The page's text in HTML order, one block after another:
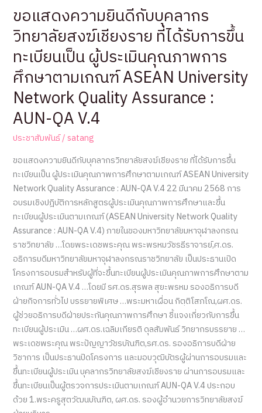
การ
เสนอ
ซื้อ
ครุภัณฑ์
๓
รายการ
โดย
วิธี
เจาะจง
ขอแสดงความยินดีกับบุคลากร
วิทยาลัยสงฆ์เชียงราย ที่ได้รับการขึ้น
ทะเบียนเป็น ผู้ประเมินคุณภาพการ
ศึกษาตามเกณฑ์ ASEAN University
Network Quality Assurance :
AUN-QA V.4
ประชาสัมพันธ์/satang
ขอแสดงความยินดีกับบุคลากรวิทยาลัยสงฆ์เชียงราย ที่ได้รับการขึ้น
ทะเบียนเป็น ผู้ประเมินคุณภาพการศึกษาตามเกณฑ์ ASEAN University
Network Quality Assurance : AUN-QA V.4 22 มีนาคม 2568 การ
อบรมเชิงปฎิบัติการหลักสูตรผู้ประเมินคุณภาพการศึกษาและขึ้น
ทะเบียนผู้ประเมินตามเกณฑ์ (ASEAN University Network Quality
Assurance : AUN-QA V.4) ภายในของมหาวิทยาลัยมหาจุฬาลงกรณ
ราชวิทยาลัย …โดยพระเดชพระคุณ พระพรหมวัชรธีราจารย์,ศ.ดร.
อธิการบดีมหาวิทยาลัยมหาจุฬาลงกรณราชวิทยาลัย เป็นประธานเปิด
โครงการอบรมสำหรับผู้ที่จะขึ้นทะเบียนผู้ประเมินคุณภาพการศึกษาตาม
เกณฑ์ AUN-QA V.4 …โดยมี รศ.ดร.สุรพล สุยะพรหม รองอธิการบดี
ฝ่ายกิจการทั่วไป บรรยายพิเศษ …พระมหาเผื่อน กิตฺติโสภโณ,ผศ.ดร.
ผู้ช่วยอธิการบดีฝ่ายประกันคุณภาพการศึกษา ชี้แจงเกี่ยวกับการขึ้น
ทะเบียนผู้ประเมิน …ผศ.ดร.เฉลิมเกียรติ ดุลสัมพันธ์ วิทยากรบรรยาย …
พระเดชพระคุณ พระปัญญาวัชรบัณฑิต,รศ.ดร. รองอธิการบดีฝ่าย
วิชาการ เป็นประธานปิดโครงการ และมอบวุฒิบัตรผู้ผ่านการอบรมและ
ขึ้นทะเบียนผู้ประเมิน บุคลากรวิทยาลัยสงฆ์เชียงราย ผ่านการอบรมและ
ขึ้นทะเบียนเป็นผู้ตรวจการประเมินตามเกณฑ์ AUN-QA V.4 ประกอบ
ด้วย 1.พระครูสุตวัฒนบัณฑิต, ผศ.ดร. รองผู้อำนวยการวิทยาลัยสงฆ์